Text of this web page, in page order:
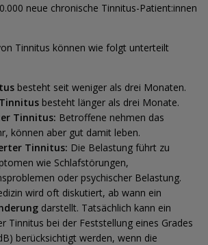
neue chronische Tinnitus-Patient:innen
Tinnitus können wie folgt unterteilt
besteht seit weniger als drei Monaten.
besteht länger als drei Monate.
Tinnitus: Betroffene nehmen das
können aber gut damit leben.
Tinnitus: Die Belastung führt zu
wie Schlafstörungen,
oder psychischer Belastung.
wird oft diskutiert, ab wann ein
darstellt. Tatsächlich kann ein
Tinnitus bei der Feststellung eines Grades
berücksichtigt werden, wenn die